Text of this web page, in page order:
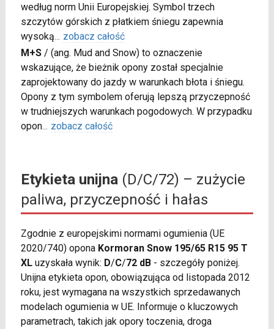
według norm Unii Europejskiej. Symbol trzech
szczytów górskich z płatkiem śniegu zapewnia
wysoką... zobacz całość
M+S/ (ang. Mud and Snow) to oznaczenie
wskazujące, że bieżnik opony został specjalnie
zaprojektowany do jazdy w warunkach błota i śniegu.
Opony z tym symbolem oferują lepszą przyczepność
w trudniejszych warunkach pogodowych. W przypadku
opon... zobacz całość
Etykieta unijna(D/C/72) – zużycie
paliwa, przyczepność i hałas
Zgodnie z europejskimi normami ogumienia (UE
2020/740) opona Kormoran Snow 195/65 R15 95 T
XLuzyskała wynik: D/C/72 dB- szczegóły poniżej.
Unijna etykieta opon, obowiązująca od listopada 2012
roku, jest wymagana na wszystkich sprzedawanych
modelach ogumienia w UE. Informuje o kluczowych
parametrach, takich jak opory toczenia, droga